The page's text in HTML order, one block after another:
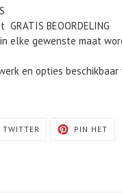
BEOORDELING
elke gewenste maat
en opties
TWITTER TWITTEREN
OP
PIN HET